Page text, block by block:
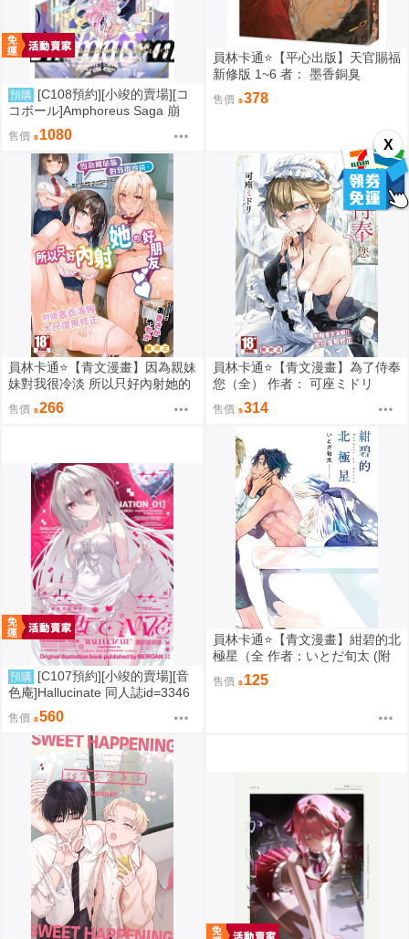
X
預購 [C108預約][小竣的賣場][コ
コボール]Amphoreus Saga 崩
壞：星穹鐵道 同人誌id=3745928
售價 1080
員林卡通⭐️【平心出版】天官賜福
新修版 1~6 者： 墨香銅臭
售價 378
員林卡通⭐️【青文漫畫】因為親妹
妹對我很冷淡 所以只好內射她的
好朋友（全） 作者： あきさかや
もか
售價 266
員林卡通⭐️【青文漫畫】為了侍奉
您（全） 作者： 可座ミドリ
售價 314
預購 [C107預約][小竣的賣場][音
色庵]Hallucinate 同人誌id=3346
298
售價 560
員林卡通⭐️【青文漫畫】紺碧的北
極星（全 作者：いとだ旬太 (附
尼采書套)
售價 125